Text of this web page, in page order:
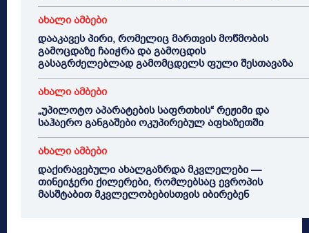
ახალი ამბები
დააკავეს პირი, რომელიც მართვის მოწმობის
გამოცდაზე ჩაიჭრა და გამოცდის
გასაგრძელებლად გამომცდელს ფული შესთავაზა
ახალი ამბები
„უპილოტო აპარატების საფრთხის“ რეჟიმი და
საჰაერო განგაშები ოკუპირებულ აფხაზეთში
ახალი ამბები
დაქირავებული ახალგაზრდა მკვლელები —
თინეიჯერი ქილერები, რომლებსაც ევროპის
მასშტაბით მკვლელობებისთვის იბირებენ